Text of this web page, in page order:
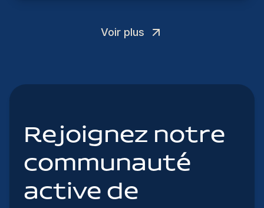
Voir plus
Rejoignez notre
communauté
active de